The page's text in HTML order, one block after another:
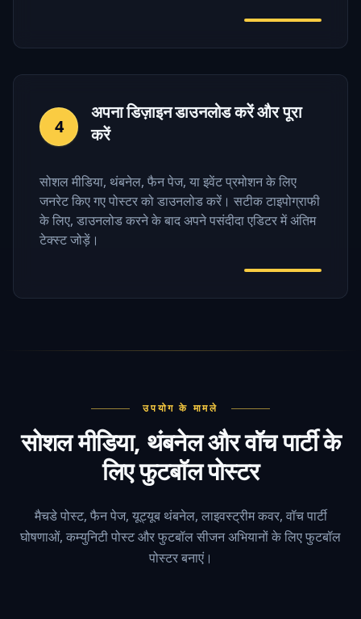
4
अपना डिज़ाइन डाउनलोड करें और पूरा
करें
सोशल मीडिया, थंबनेल, फैन पेज, या इवेंट प्रमोशन के लिए
जनरेट किए गए पोस्टर को डाउनलोड करें। सटीक टाइपोग्राफी
के लिए, डाउनलोड करने के बाद अपने पसंदीदा एडिटर में अंतिम
टेक्स्ट जोड़ें।
उपयोग के मामले
सोशल मीडिया, थंबनेल और वॉच पार्टी के
लिए फुटबॉल पोस्टर
मैचडे पोस्ट, फैन पेज, यूट्यूब थंबनेल, लाइवस्ट्रीम कवर, वॉच पार्टी
घोषणाओं, कम्युनिटी पोस्ट और फुटबॉल सीजन अभियानों के लिए फुटबॉल
पोस्टर बनाएं।